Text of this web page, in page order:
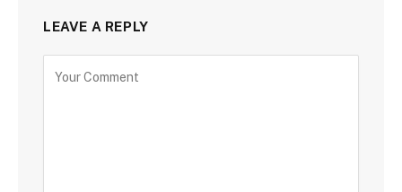
LEAVE A REPLY